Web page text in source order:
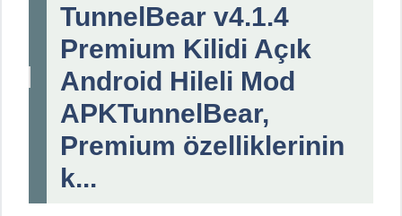
TunnelBear v4.1.4
Premium Kilidi Açık
Android Hileli Mod
APKTunnelBear,
Premium özelliklerinin
k...